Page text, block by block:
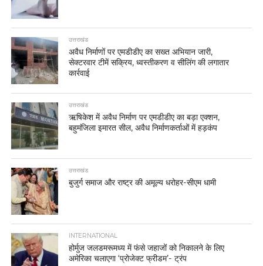
उत्तराखंड
अवैध निर्माणों पर एमडीडीए का सख्त अभियान जारी,
सेक्टरवार टीमें सक्रिय, ध्वस्तीकरण व सीलिंग की लगातार
कार्रवाई
उत्तराखंड
ऋषिकेश में अवैध निर्माण पर एमडीडीए का बड़ा एक्शन,
बहुमंजिला इमारत सील, अवैध निर्माणकर्ताओं में हड़कंप
उत्तराखंड
बुजुर्ग समाज और राष्ट्र की अमूल्य धरोहर-सीएम धामी
INTERNATIONAL
होर्मुज जलडमरूमध्य में फंसे जहाजों को निकालने के लिए
अमेरिका चलाएगा ‘प्रोजेक्ट फ्रीडम’- ट्रंप